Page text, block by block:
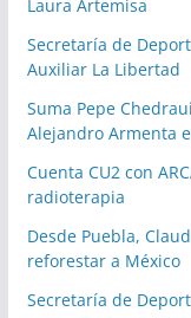
Laura Artemisa
Secretaría de
Auxiliar La Libertad
Suma Pepe
Alejandro Armenta
Cuenta CU2 con
radioterapia
Desde Puebla,
reforestar a México
Secretaría de